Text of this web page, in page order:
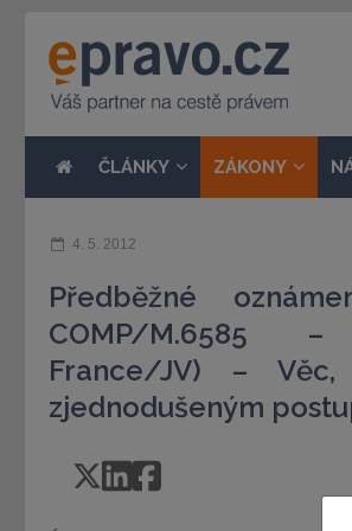
ČLÁNKY ZÁKONY
4. 5. 2012
Předběžné
COMP/M.6585 –
France/JV) –
zjednodušeným